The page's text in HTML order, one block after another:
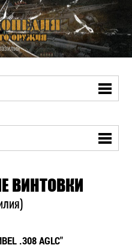
ВИНТОВКИ
.308 AGLC"